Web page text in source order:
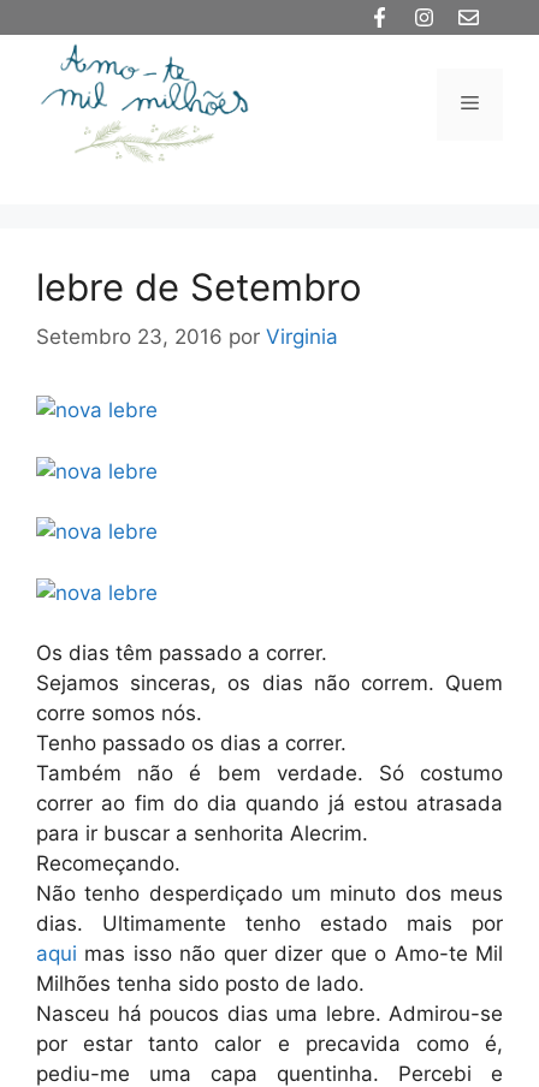
conteúdo
Menu
lebre de Setembro
Setembro 23, 2016 por Virginia
Os dias têm passado a correr.
Sejamos sinceras, os dias não correm. Quem
corre somos nós.
Tenho passado os dias a correr.
Também não é bem verdade. Só costumo
correr ao fim do dia quando já estou atrasada
para ir buscar a senhorita Alecrim.
Recomeçando.
Não tenho desperdiçado um minuto dos meus
dias. Ultimamente tenho estado mais por
aqui mas isso não quer dizer que o Amo-te Mil
Milhões tenha sido posto de lado.
Nasceu há poucos dias uma lebre. Admirou-se
por estar tanto calor e precavida como é,
pediu-me uma capa quentinha. Percebi e